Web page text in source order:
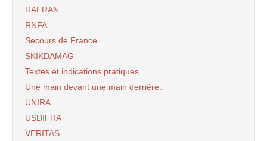
RAFRAN
RNFA
Secours de France
SKIKDAMAG
Textes et indications pratiques
Une main devant une main derrière..
UNIRA
USDIFRA
VERITAS